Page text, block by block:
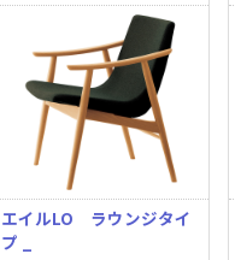
エイルLO ラウンジタイ
プ _